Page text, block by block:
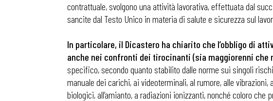
contrattuale, svolgono una attività lavorativa, effettuata dal
sancite dal Testo Unico in materia di salute e sicurezza sul
In particolare, il Dicastero ha chiarito che l’obbligo di
anche nei confronti dei tirocinanti (sia maggiorenni
specifico, secondo quanto stabilito dalle norme sui singoli
manuale dei carichi, ai videoterminali, al rumore, alle
biologici, all’amianto, a radiazioni ionizzanti, nonché coloro